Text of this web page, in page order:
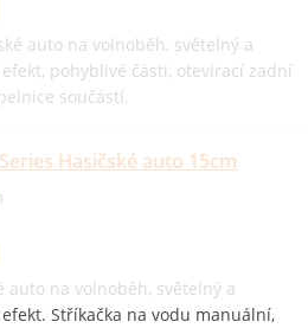
auto na volnoběh, světelný a
efekt, pohyblivé části, otevírací zadní
součástí.
Hasičské auto 15cm
auto na volnoběh, světelný a
Stříkačka na vodu manuální,